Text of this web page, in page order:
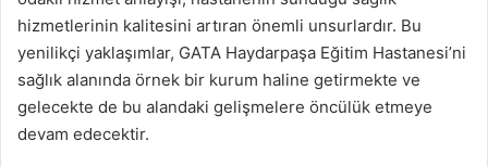
hizmetlerinin kalitesini artıran önemli unsurlardır. Bu
yenilikçi yaklaşımlar, GATA Haydarpaşa Eğitim Hastanesi’ni
sağlık alanında örnek bir kurum haline getirmekte ve
gelecekte de bu alandaki gelişmelere öncülük etmeye
devam edecektir.